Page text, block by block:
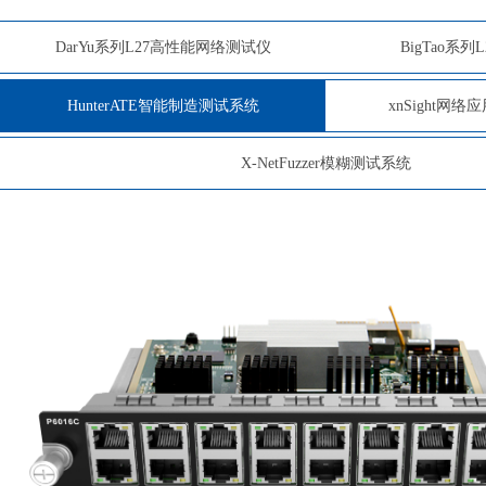
HunterATE智能制造测试系统 xnSight网络
X-NetFuzzer模糊测试系统
DarYu系列L27高性能网络测试仪 BigTao系列